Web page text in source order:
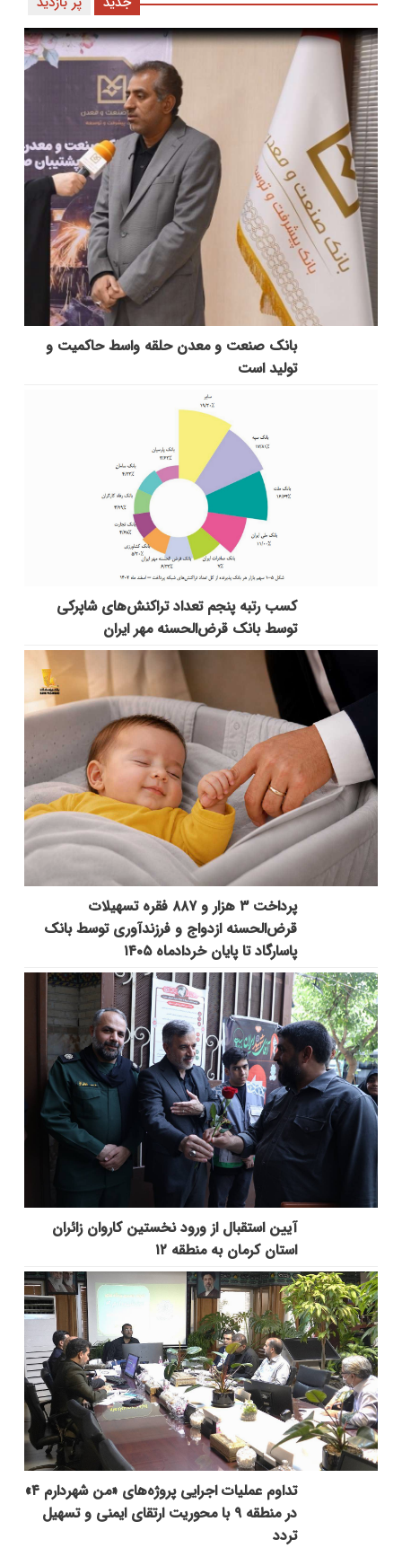
بانك صنعت و معدن حلقه واسط حاكمیت و
تولید است
کسب رتبه پنجم تعداد تراکنش‌های شاپرکی
توسط بانک قرض‌الحسنه مهر ایران
پرداخت ۳ هزار و ۸۸۷ فقره تسهیلات
قرض‌الحسنه ازدواج و فرزندآوری توسط بانک
پاسارگاد تا پایان خردادماه ۱۴۰۵
آیین استقبال از ورود نخستین کاروان زائران
استان کرمان به منطقه ۱۲
تداوم عملیات اجرایی پروژه‌های «من شهردارم ۴»
در منطقه ۹ با محوریت ارتقای ایمنی و تسهیل
تردد